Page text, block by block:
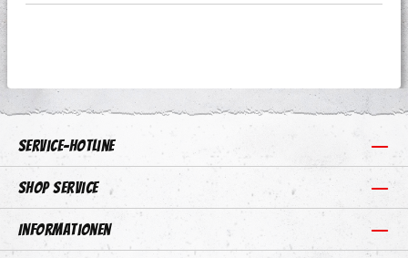
Service-Hotline
Shop Service
Informationen